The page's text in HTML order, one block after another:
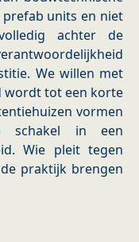
units en niet
achter de
We willen met
wordt tot een korte
vormen
schakel in een
Wie pleit tegen
praktijk brengen